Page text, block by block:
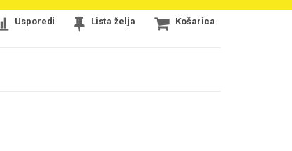
Usporedi Lista želja Košarica